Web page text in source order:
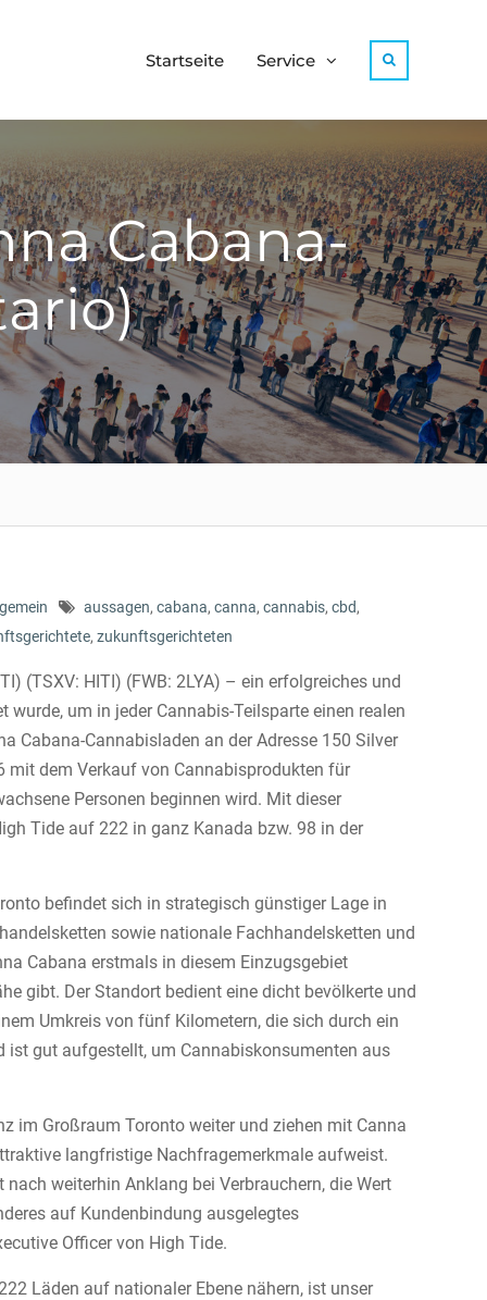
Startseite Service
Cabana-
aussagen, cabana, canna, cannabis, cbd,
, zukunftsgerichteten
(TSXV: HITI) (FWB: 2LYA) – ein erfolgreiches und
um in jeder Cannabis-Teilsparte einen realen
Cabana-Cannabisladen an der Adresse 150 Silver
mit dem Verkauf von Cannabisprodukten für
Personen beginnen wird. Mit dieser
Tide auf 222 in ganz Kanada bzw. 98 in der
befindet sich in strategisch günstiger Lage in
sowie nationale Fachhandelsketten und
Cabana erstmals in diesem Einzugsgebiet
gibt. Der Standort bedient eine dicht bevölkerte und
Umkreis von fünf Kilometern, die sich durch ein
gut aufgestellt, um Cannabiskonsumenten aus
im Großraum Toronto weiter und ziehen mit Canna
langfristige Nachfragemerkmale aufweist.
weiterhin Anklang bei Verbrauchern, die Wert
auf Kundenbindung ausgelegtes
Officer von High Tide.
Läden auf nationaler Ebene nähern, ist unser